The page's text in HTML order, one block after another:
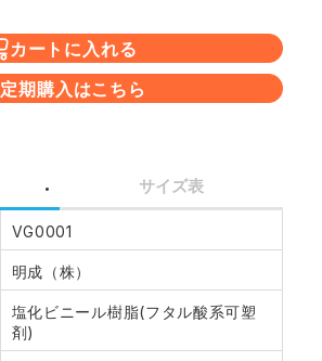
カートに入れる
定期購入はこちら
サイズ表
VG0001
明成（株）
塩化ビニール樹脂(フタル酸系可塑
剤)